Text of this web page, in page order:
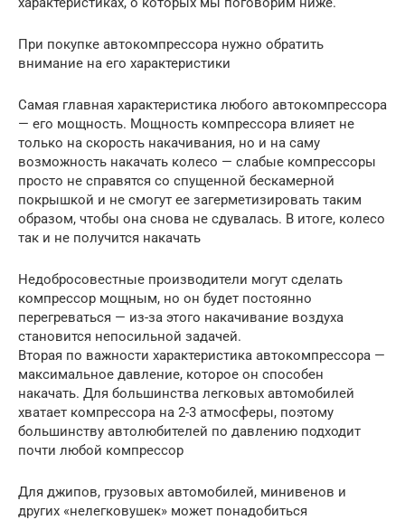
При покупке автокомпрессора нужно обратить
внимание на его характеристики
Самая главная характеристика любого автокомпрессора
— его мощность. Мощность компрессора влияет не
только на скорость накачивания, но и на саму
возможность накачать колесо — слабые компрессоры
просто не справятся со спущенной бескамерной
покрышкой и не смогут ее загерметизировать таким
образом, чтобы она снова не сдувалась. В итоге, колесо
так и не получится накачать
Недобросовестные производители могут сделать
компрессор мощным, но он будет постоянно
перегреваться — из-за этого накачивание воздуха
становится непосильной задачей.
Вторая по важности характеристика автокомпрессора —
максимальное давление, которое он способен
накачать. Для большинства легковых автомобилей
хватает компрессора на 2-3 атмосферы, поэтому
большинству автолюбителей по давлению подходит
почти любой компрессор
Для джипов, грузовых автомобилей, минивенов и
других «нелегковушек» может понадобиться